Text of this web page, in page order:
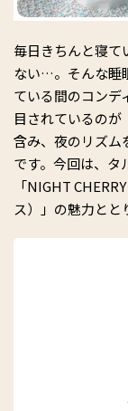
毎日きちんと寝て
ない…。そんな睡
ている間のコンデ
目されているのが
含み、夜のリズム
です。今回は、タ
「NIGHT
ス）」の魅力とと